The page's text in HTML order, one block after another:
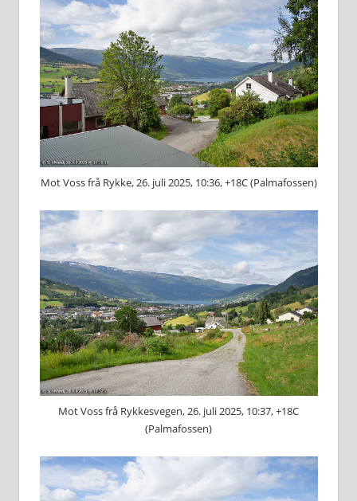
Mot Voss frå Rykke, 26. juli 2025, 10:36, +18C (Palmafossen)
Mot Voss frå Rykkesvegen, 26. juli 2025, 10:37, +18C
(Palmafossen)